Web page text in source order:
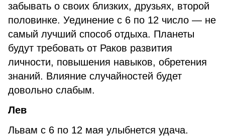
забывать о своих близких, друзьях, второй
половинке. Уединение с 6 по 12 число — не
самый лучший способ отдыха. Планеты
будут требовать от Раков развития
личности, повышения навыков, обретения
знаний. Влияние случайностей будет
довольно слабым.
Лев
Львам с 6 по 12 мая улыбнется удача.